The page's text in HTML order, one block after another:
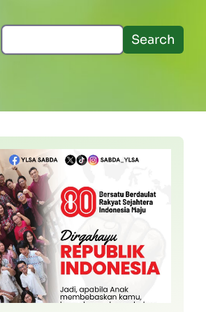
Search